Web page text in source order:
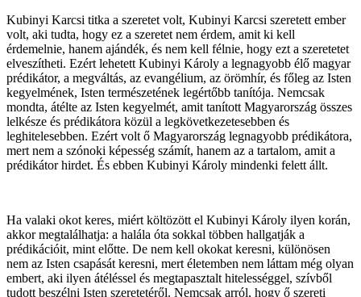
Kubinyi Karcsi titka a szeretet volt, Kubinyi Karcsi szeretett ember
volt, aki tudta, hogy ez a szeretet nem érdem, amit ki kell
érdemelnie, hanem ajándék, és nem kell félnie, hogy ezt a szeretetet
elveszítheti. Ezért lehetett Kubinyi Károly a legnagyobb élő magyar
prédikátor, a megváltás, az evangélium, az örömhír, és főleg az Isten
kegyelmének, Isten természetének legértőbb tanítója. Nemcsak
mondta, átélte az Isten kegyelmét, amit tanított Magyarország összes
lelkésze és prédikátora közül a legkövetkezetesebben és
leghitelesebben. Ezért volt ő Magyarország legnagyobb prédikátora,
mert nem a szónoki képesség számít, hanem az a tartalom, amit a
prédikátor hirdet. És ebben Kubinyi Károly mindenki felett állt.
Ha valaki okot keres, miért költözött el Kubinyi Károly ilyen korán,
akkor megtalálhatja: a halála óta sokkal többen hallgatják a
prédikációit, mint előtte. De nem kell okokat keresni, különösen
nem az Isten csapását keresni, mert életemben nem láttam még olyan
embert, aki ilyen átéléssel és megtapasztalt hitelességgel, szívből
tudott beszélni Isten szeretetéről. Nemcsak arról, hogy ő szereti